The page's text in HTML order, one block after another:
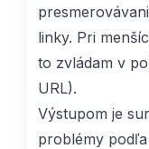
linky. Pri
to zvládam v
URL).
Výstupom je
problémy